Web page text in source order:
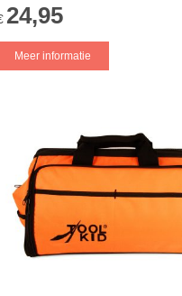
24,95
Meer informatie